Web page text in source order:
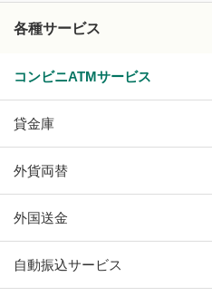
各種サービス
コンビニATMサービス
貸金庫
外貨両替
外国送金
自動振込サービス